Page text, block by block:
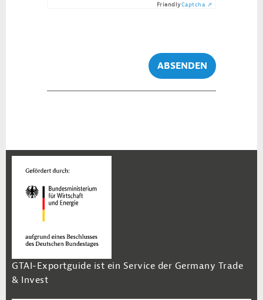
FriendlyCaptcha ⇗
ABSENDEN
GTAI-Exportguide ist ein Service der Germany Trade
& Invest